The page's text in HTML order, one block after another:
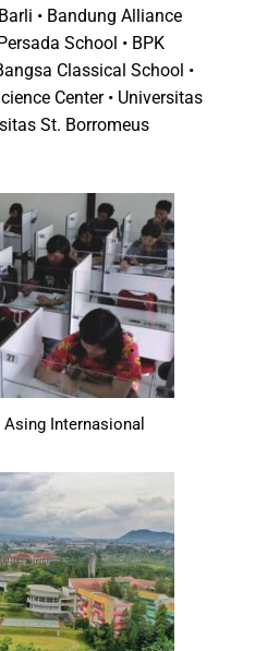
• Bandung Alliance
School • BPK
Classical School •
Center • Universitas
St. Borromeus
Internasional